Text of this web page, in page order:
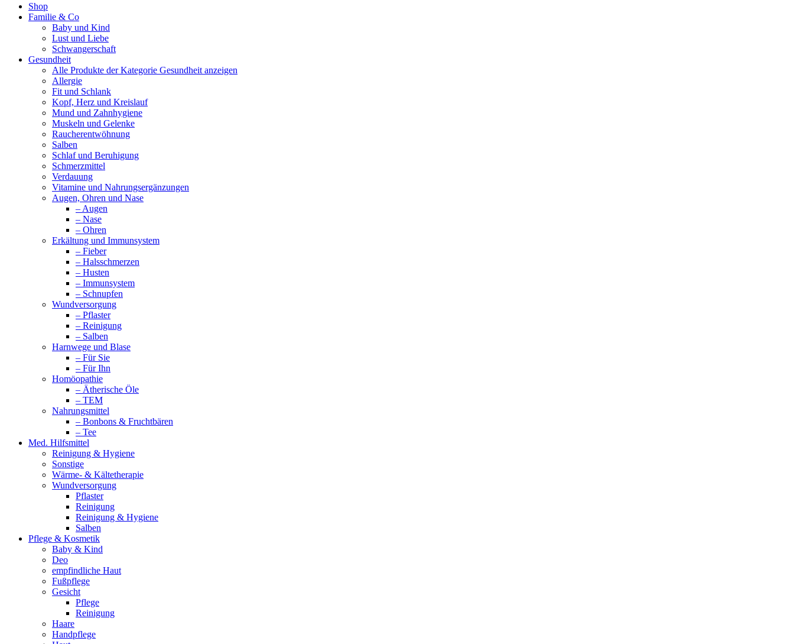
page
opens
Shop
Familie & Co
Baby und Kind
Lust und Liebe
Schwangerschaft
Gesundheit
Alle Produkte der Kategorie Gesundheit anzeigen
Allergie
Fit und Schlank
Kopf, Herz und Kreislauf
Mund und Zahnhygiene
Muskeln und Gelenke
Raucherentwöhnung
Salben
Schlaf und Beruhigung
Schmerzmittel
Verdauung
Vitamine und Nahrungsergänzungen
Augen, Ohren und Nase
– Augen
– Nase
– Ohren
Erkältung und Immunsystem
– Fieber
– Halsschmerzen
– Husten
– Immunsystem
– Schnupfen
Wundversorgung
– Pflaster
– Reinigung
– Salben
Harnwege und Blase
– Für Sie
– Für Ihn
Homöopathie
– Ätherische Öle
– TEM
Nahrungsmittel
– Bonbons & Fruchtbären
– Tee
Med. Hilfsmittel
Reinigung & Hygiene
Sonstige
Wärme- & Kältetherapie
Wundversorgung
Pflaster
Reinigung
Reinigung & Hygiene
Salben
Pflege & Kosmetik
Baby & Kind
Deo
empfindliche Haut
Fußpflege
Gesicht
Pflege
Reinigung
Haare
Handpflege